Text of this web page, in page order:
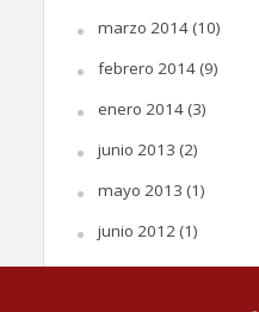
marzo 2014(10)
febrero 2014(9)
enero 2014(3)
junio 2013 (2)
mayo 2013 (1)
junio 2012(1)